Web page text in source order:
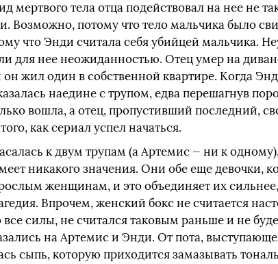
мертвого тела отца подействовал на нее не
Возможно, потому что тело мальчика было
что Энди считала себя убийцей мальчика.
для нее неожиданностью. Отец умер на
жил один в собственной квартире. Когда
наедине с трупом, едва перешагнув
вошла, а отец, пропустивший последний,
как сериал успел начаться.
к двум трупам (а Артемис — ни к
никакого значения. Они обе еще девочки,
женщинам, и это объединяет их
Впрочем, женский бокс не считается
все силы, не считался таковым раньше и не
на Артемис и Энди. От пота,
сыпь, которую приходится замазывать